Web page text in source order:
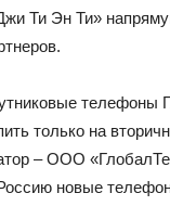
Ти Эн Ти»
телефоны
только на
– ООО
Россию новые